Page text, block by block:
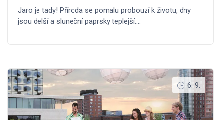
Jaro je tady! Příroda se pomalu probouzí k životu, dny
jsou delší a sluneční paprsky teplejší.…
6. 9.